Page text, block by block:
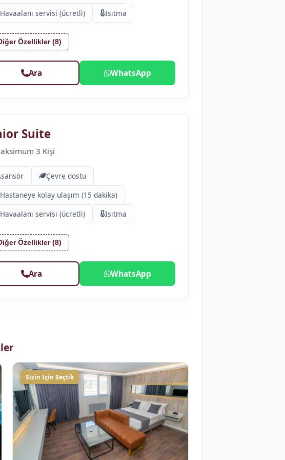
Havaalanı servisi (ücretli) Isıtma
Özellikler (8)
Ara WhatsApp
Suite
3 Kişi
Çevre dostu
Hastaneye kolay ulaşım (15 dakika)
Havaalanı servisi (ücretli)
Isıtma
Özellikler (8)
Ara WhatsApp
Sizin İçin Seçtik